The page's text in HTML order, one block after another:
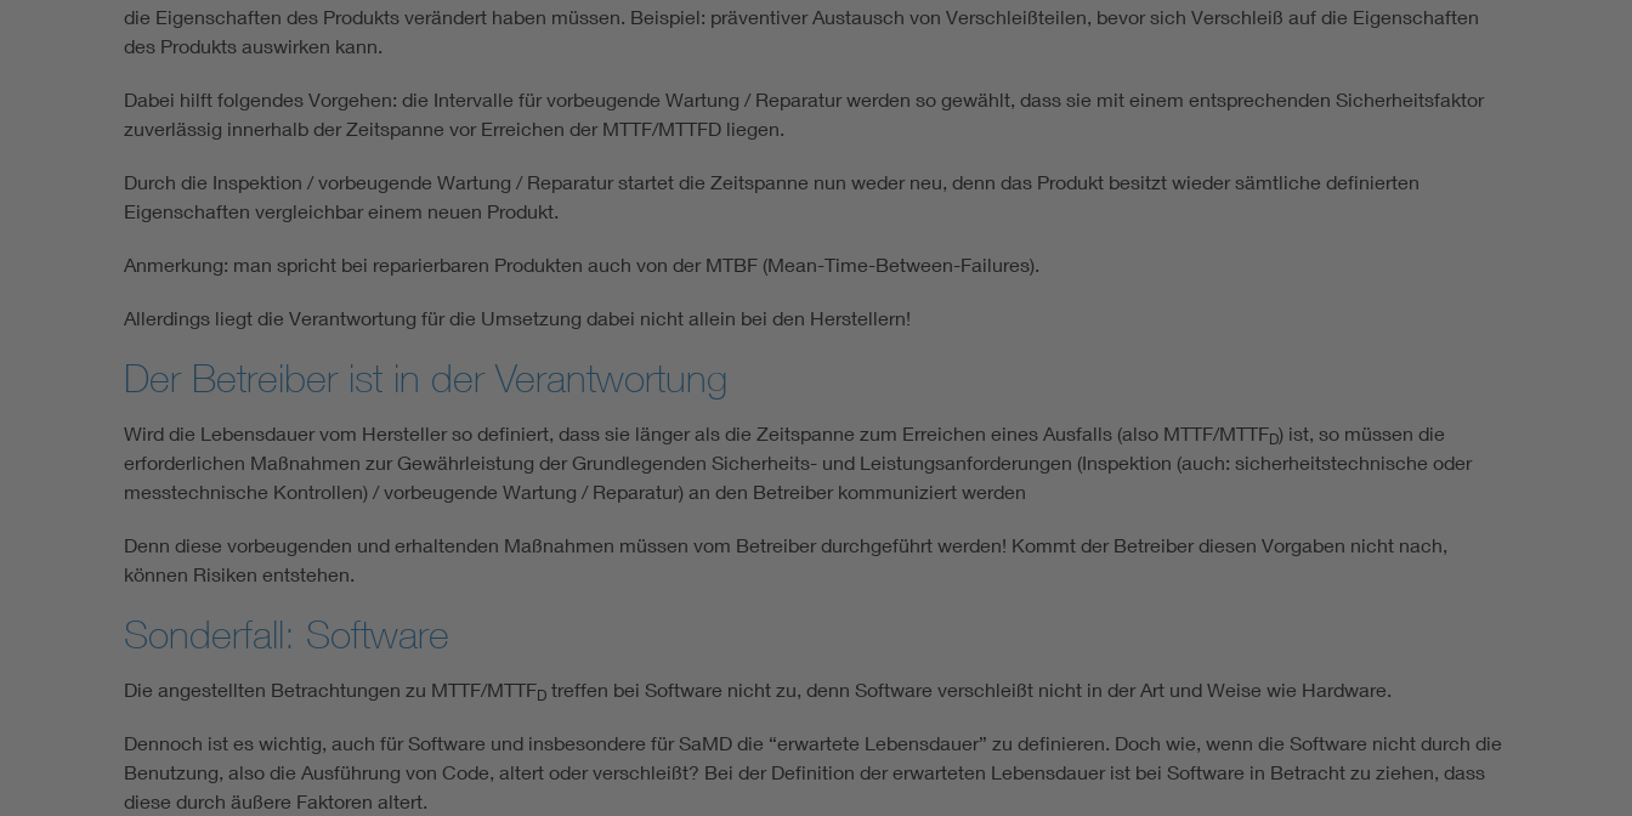
die Eigenschaften des Produkts verändert haben müssen. Beispiel: präventiver Austausch von Verschleißteilen, bevor sich Verschleiß auf die Eigenschaften
des Produkts auswirken kann.
Dabei hilft folgendes Vorgehen: die Intervalle für vorbeugende Wartung / Reparatur werden so gewählt, dass sie mit einem entsprechenden Sicherheitsfaktor
zuverlässig innerhalb der Zeitspanne vor Erreichen der MTTF/MTTFD liegen.
Durch die Inspektion / vorbeugende Wartung / Reparatur startet die Zeitspanne nun weder neu, denn das Produkt besitzt wieder sämtliche definierten
Eigenschaften vergleichbar einem neuen Produkt.
Anmerkung: man spricht bei reparierbaren Produkten auch von der MTBF (Mean-Time-Between-Failures).
Allerdings liegt die Verantwortung für die Umsetzung dabei nicht allein bei den Herstellern!
Der Betreiber ist in der Verantwortung
Wird die Lebensdauer vom Hersteller so definiert, dass sie länger als die Zeitspanne zum Erreichen eines Ausfalls (also MTTF/MTTFD) ist, so müssen die
erforderlichen Maßnahmen zur Gewährleistung der Grundlegenden Sicherheits- und Leistungsanforderungen (Inspektion (auch: sicherheitstechnische oder
messtechnische Kontrollen) / vorbeugende Wartung / Reparatur) an den Betreiber kommuniziert werden
Denn diese vorbeugenden und erhaltenden Maßnahmen müssen vom Betreiber durchgeführt werden! Kommt der Betreiber diesen Vorgaben nicht nach,
können Risiken entstehen.
Sonderfall: Software
Die angestellten Betrachtungen zu MTTF/MTTFD treffen bei Software nicht zu, denn Software verschleißt nicht in der Art und Weise wie Hardware.
Dennoch ist es wichtig, auch für Software und insbesondere für SaMD die “erwartete Lebensdauer” zu definieren. Doch wie, wenn die Software nicht durch die
Benutzung, also die Ausführung von Code, altert oder verschleißt? Bei der Definition der erwarteten Lebensdauer ist bei Software in Betracht zu ziehen, dass
diese durch äußere Faktoren altert.